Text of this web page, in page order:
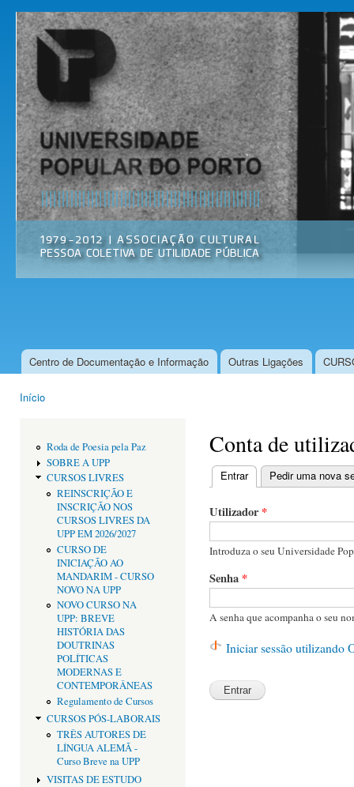
Universidade
Popular do
Porto
Associação
Cultural
Menu principal
Centro de Documentação e Informação Outras Ligações
Início
Roda de Poesia pela Paz
SOBRE A UPP
CURSOS LIVRES
REINSCRIÇÃO E
INSCRIÇÃO NOS
CURSOS LIVRES DA
UPP EM 2026/2027
CURSO DE
INICIAÇÃO AO
MANDARIM - CURSO
NOVO NA UPP
NOVO CURSO NA
UPP: BREVE
HISTÓRIA DAS
DOUTRINAS
POLÍTICAS
MODERNAS E
CONTEMPORÂNEAS
Regulamento de Cursos
CURSOS PÓS-LABORAIS
TRÊS AUTORES DE
LÍNGUA ALEMÃ -
Curso Breve na UPP
VISITAS DE ESTUDO
Conta de
Separadores
Entrar(separador ativo)
Pedir uma nova
Utilizador*
Introduza o seu Universidade
Senha *
A senha que acompanha o seu
Iniciar sessão utilizando